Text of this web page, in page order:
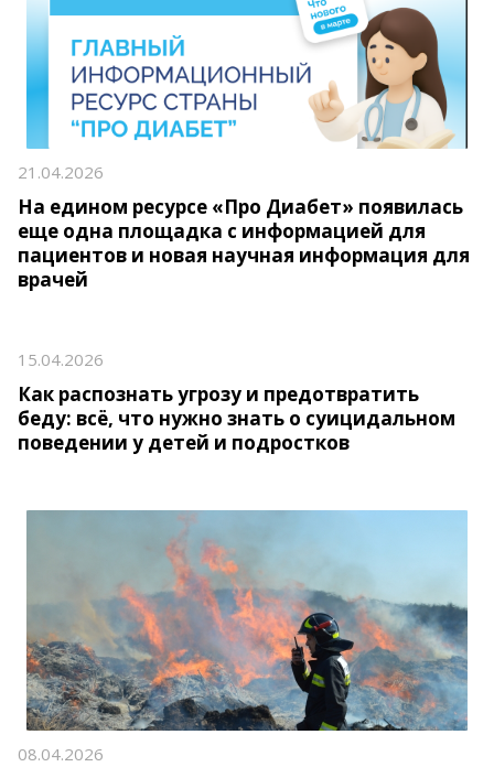
21.04.2026
На едином ресурсе «Про Диабет» появилась
еще одна площадка с информацией для
пациентов и новая научная информация для
врачей
15.04.2026
Как распознать угрозу и предотвратить
беду: всё, что нужно знать о суицидальном
поведении у детей и подростков
08.04.2026